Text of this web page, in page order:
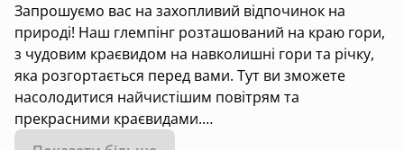
Запрошуємо вас на захопливий відпочинок на
природі! Наш глемпінг розташований на краю гори,
з чудовим краєвидом на навколишні гори та річку,
яка розгортається перед вами. Тут ви зможете
насолодитися найчистішим повітрям та
прекрасними краєвидами.